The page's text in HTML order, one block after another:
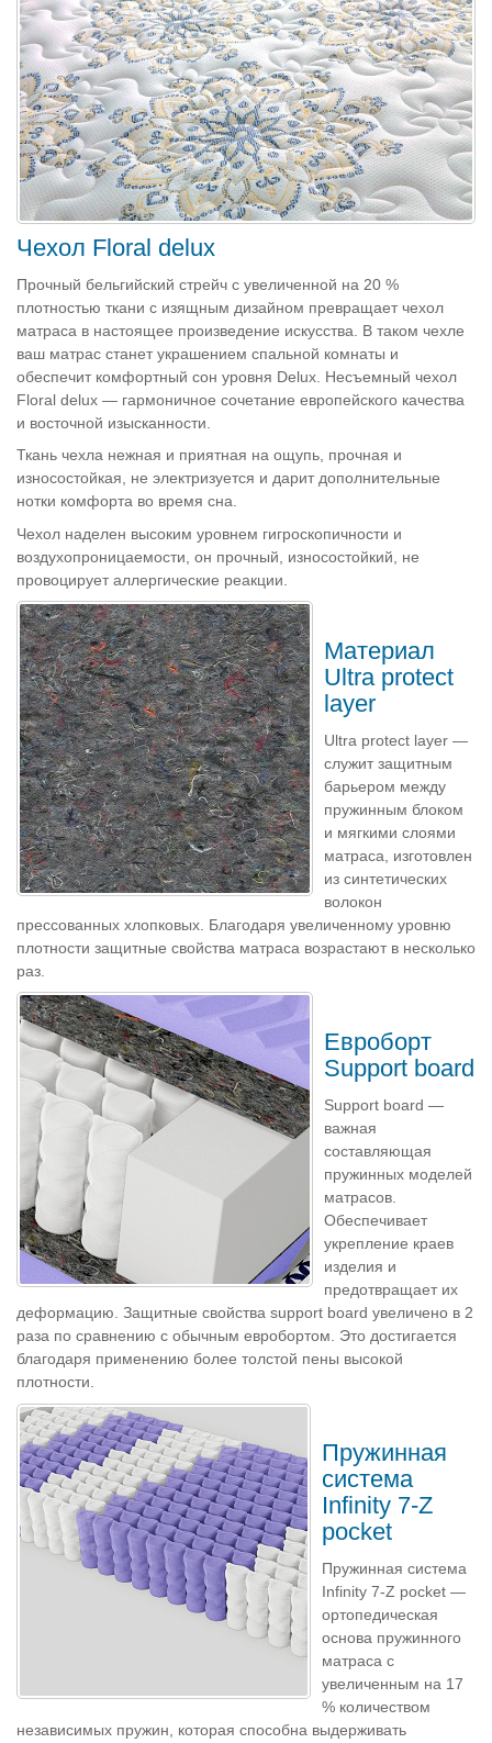
Чехол Floral delux
Прочный бельгийский стрейч с увеличенной на 20 %
плотностью ткани с изящным дизайном превращает чехол
матраса в настоящее произведение искусства. В таком чехле
ваш матрас станет украшением спальной комнаты и
обеспечит комфортный сон уровня Delux. Несъемный чехол
Floral delux — гармоничное сочетание европейского качества
и восточной изысканности.
Ткань чехла нежная и приятная на ощупь, прочная и
износостойкая, не электризуется и дарит дополнительные
нотки комфорта во время сна.
Чехол наделен высоким уровнем гигроскопичности и
воздухопроницаемости, он прочный, износостойкий, не
провоцирует аллергические реакции.
Материал
Ultra protect
layer
Ultra protect layer —
служит защитным
барьером между
пружинным блоком
и мягкими слоями
матраса, изготовлен
из синтетических
волокон
прессованных хлопковых. Благодаря увеличенному уровню
плотности защитные свойства матраса возрастают в несколько
раз.
Евроборт
Support board
Support board —
важная
составляющая
пружинных моделей
матрасов.
Обеспечивает
укрепление краев
изделия и
предотвращает их
деформацию. Защитные свойства support board увеличено в 2
раза по сравнению с обычным евробортом. Это достигается
благодаря применению более толстой пены высокой
плотности.
Пружинная
система
Infinity 7-Z
pocket
Пружинная система
Infinity 7-Z pocket —
ортопедическая
основа пружинного
матраса с
увеличенным на 17
% количеством
независимых пружин, которая способна выдерживать